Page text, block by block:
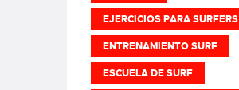
EJERCICIOS PARA SURFERS
ENTRENAMIENTO SURF
ESCUELA DE SURF